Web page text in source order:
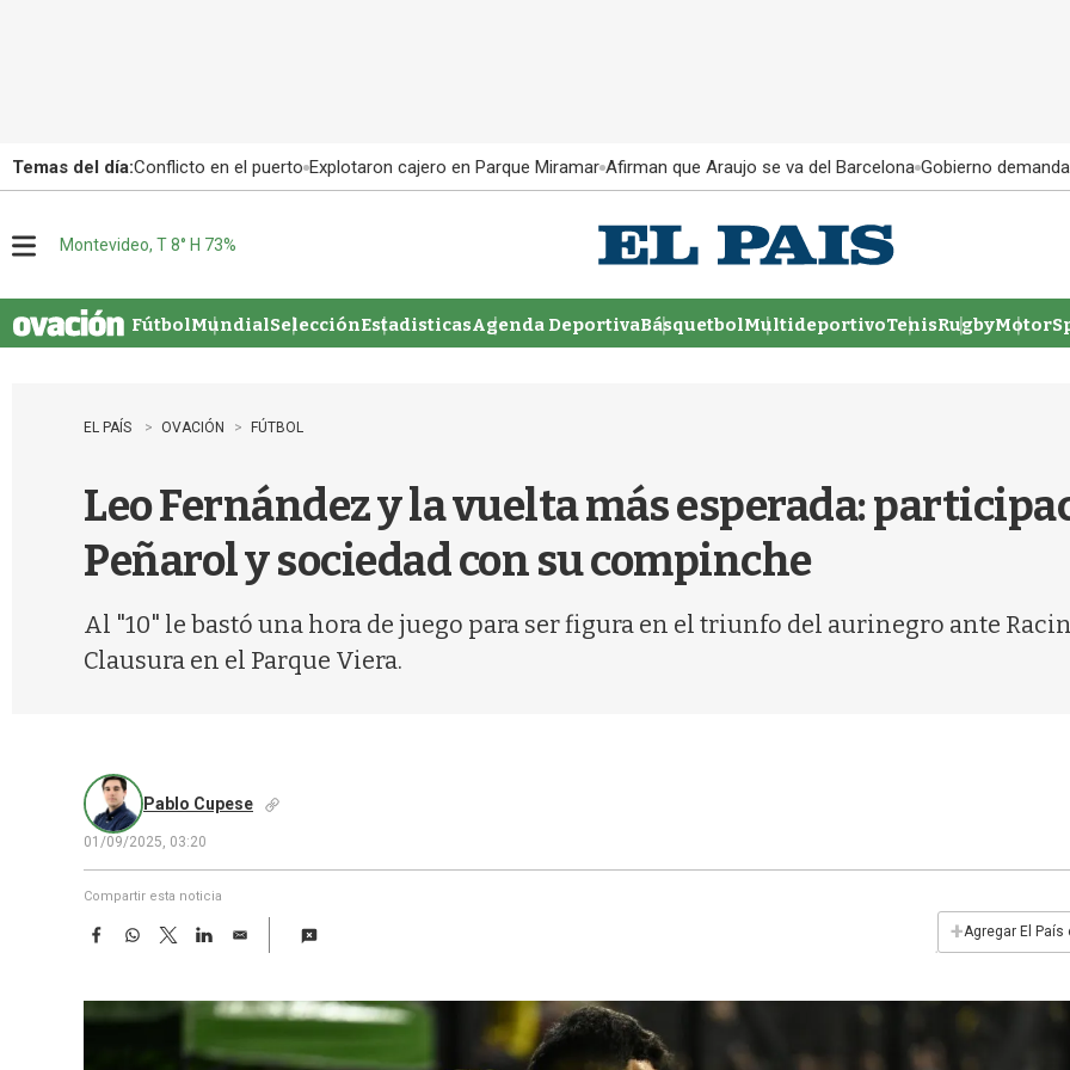
Temas del día:Conflicto en el puerto Explotaron cajero en Parque Miramar Afirman que Araujo se va del Barcelona Gobierno
u
Montevideo, T 8° H 73%
FútbolMundialSelecciónEstadisticasAgenda DeportivaBásquetbolMultideportivoTenisRugby
EL PAÍS OVACIÓN FÚTBOL
Leo Fernández y la vuelta más esperada:
Peñarol y sociedad con su compinche
Al "10" le bastó una hora de juego para ser figura en el triunfo del aurinegro ante
Clausura en el Parque Viera.
Pablo Cupese
01/09/2025, 03:20
Compartir esta noticia
F
e
b
W
t
s
T
w
t
L
k
e
d
E
i
l
+Agregar El País